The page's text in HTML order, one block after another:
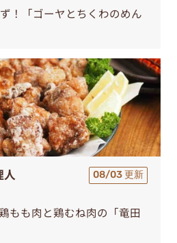
！「ゴーヤとちくわのめん
人 08/03 更新
もも肉と鶏むね肉の「竜田